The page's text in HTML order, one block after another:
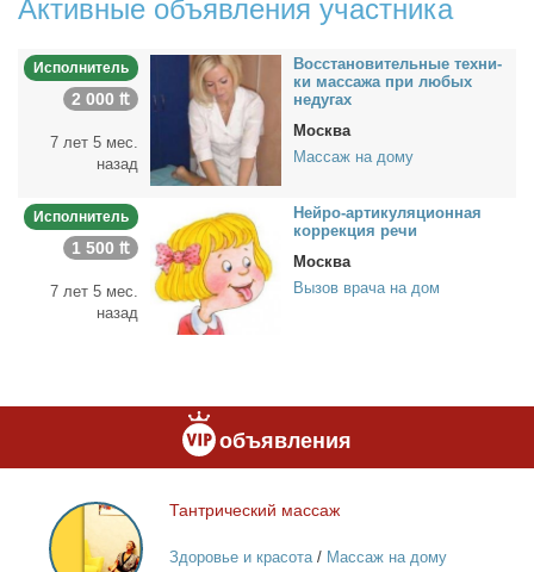
Активные объявления участника
Исполнитель
2 000 ₶
7 лет 5 мес.
назад
Вос­ста­но­ви­тель­ные тех­ни­
ки мас­са­жа при лю­бых
неду­гах
Москва
Массаж на дому
Исполнитель
1 500 ₶
7 лет 5 мес.
назад
Ней­ро-ар­ти­ку­ля­ци­он­ная
кор­рек­ция ре­чи
Москва
Вызов врача на дом
объявления
Тантрический
массаж
Тан­три­че­ский мас­саж
Здоровье и красота/ Массаж на дому